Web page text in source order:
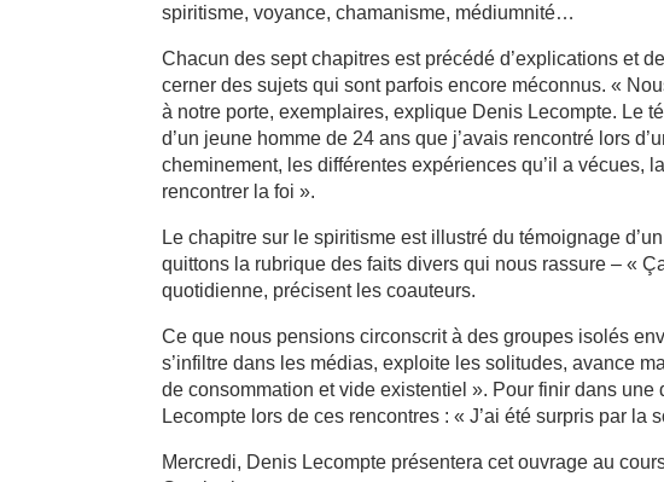
spiritisme, voyance, chamanisme, médiumnité…
Chacun des sept chapitres est précédé d’explications et
cerner des sujets qui sont parfois encore méconnus. «
à notre porte, exemplaires, explique Denis Lecompte. Le
d’un jeune homme de 24 ans que j’avais rencontré lors
cheminement, les différentes expériences qu’il a vécues,
rencontrer la foi ».
Le chapitre sur le spiritisme est illustré du témoignage
quittons la rubrique des faits divers qui nous rassure – «
quotidienne, précisent les coauteurs.
Ce que nous pensions circonscrit à des groupes isolés
s’infiltre dans les médias, exploite les solitudes, avance
de consommation et vide existentiel ». Pour finir dans une
Lecompte lors de ces rencontres : « J’ai été surpris par la
Mercredi, Denis Lecompte présentera cet ouvrage au